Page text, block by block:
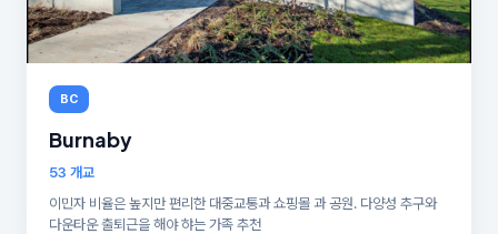
BC
Burnaby
53 개교
이민자 비율은 높지만 편리한 대중교통과 쇼핑몰 과 공원. 다양성 추구와
다운타운 출퇴근을 해야 햐는 가족 추천